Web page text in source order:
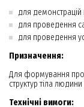
для
для проведення
для проведення
Призначення:
Для формування
структур тіла
Технічні вимоги: